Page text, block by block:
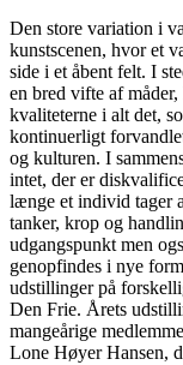
Den store variation i
kunstscenen, hvor et
side i et åbent felt. I
en bred vifte af
kvaliteterne i alt det,
kontinuerligt
og kulturen. I
intet, der er
længe et individ tager
tanker, krop og
udgangspunkt men
genopfindes i nye
udstillinger på
Den Frie. Årets
mangeårige
Lone Høyer Hansen,